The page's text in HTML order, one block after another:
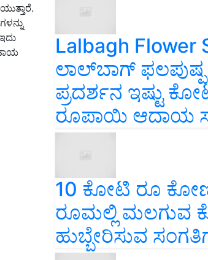
Lalbagh Flower
ಲಾಲ್‌ಬಾಗ್ ಫಲಪುಷ್ಪ
ಪ್ರದರ್ಶನ ಇಷ್ಟು
ರೂಪಾಯಿ ಆದಾಯ
10 ಕೋಟಿ ರೂ
ರೂಮಲ್ಲಿ ಮಲಗುವ
ಹುಬ್ಬೇರಿಸುವ